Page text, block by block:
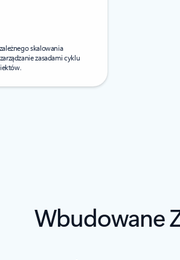
skalowania
zasadami cyklu
Wbudowane